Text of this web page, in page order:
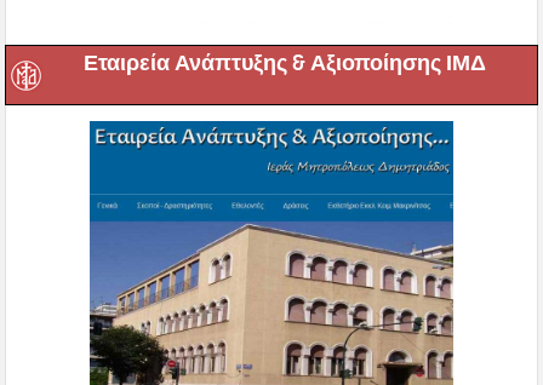
Εταιρεία Ανάπτυξης & Αξιοποίησης ΙΜΔ